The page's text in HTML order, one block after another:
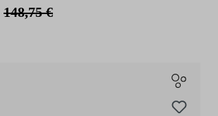
148,75 €